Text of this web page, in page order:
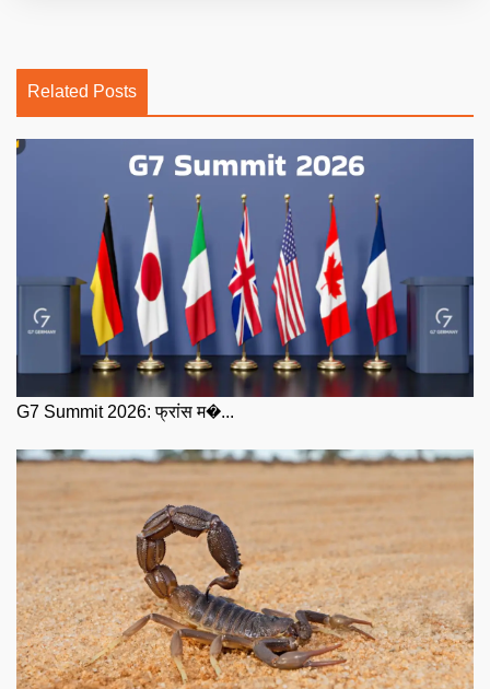
Related Posts
G7 Summit 2026: फ्रांस म�...